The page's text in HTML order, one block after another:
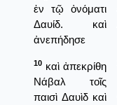
ἐν τῷ ὀνόματι
Δαυίδ. καὶ
ἀνεπήδησε
10 καὶ ἀπεκρίθη
Νάβαλ τοῖς
παισὶ Δαυὶδ καὶ